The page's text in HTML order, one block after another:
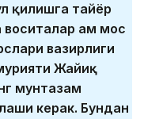
қилишга тайёр
ҳам мос
вазирлиги
Жайиқ
мунтазам
керак. Бундан